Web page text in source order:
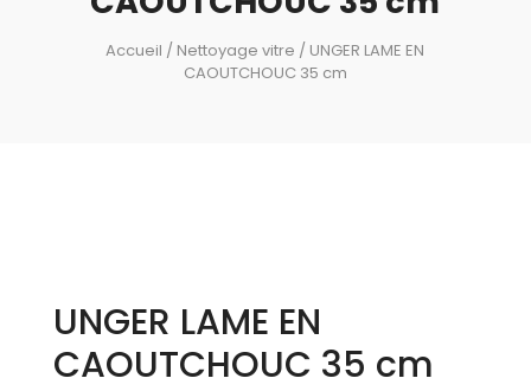
Accueil / Nettoyage vitre / UNGER LAME EN
CAOUTCHOUC 35 cm
UNGER LAME EN
CAOUTCHOUC 35 cm